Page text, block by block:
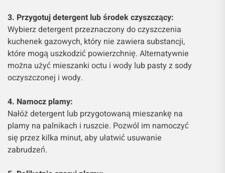
3. Przygotuj detergent lub środek czyszczący:
Wybierz detergent przeznaczony do czyszczenia
kuchenek gazowych, który nie zawiera substancji,
które mogą uszkodzić powierzchnię. Alternatywnie
można użyć mieszanki octu i wody lub pasty z sody
oczyszczonej i wody.
4. Namocz plamy:
Nałóż detergent lub przygotowaną mieszankę na
plamy na palnikach i ruszcie. Pozwól im namoczyć
się przez kilka minut, aby ułatwić usuwanie
zabrudzeń.